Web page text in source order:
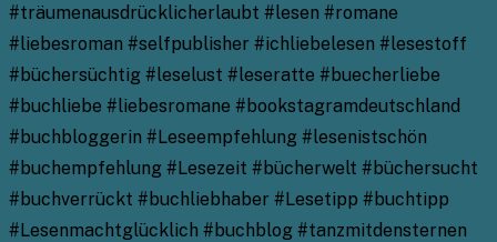
#träumenausdrücklicherlaubt #lesen #romane
#liebesroman #selfpublisher #ichliebelesen #lesestoff
#büchersüchtig #leselust #leseratte #buecherliebe
#buchliebe #liebesromane #bookstagramdeutschland
#buchbloggerin #Leseempfehlung #lesenistschön
#buchempfehlung #Lesezeit #bücherwelt #büchersucht
#buchverrückt #buchliebhaber #Lesetipp #buchtipp
#Lesenmachtglücklich #buchblog #tanzmitdensternen